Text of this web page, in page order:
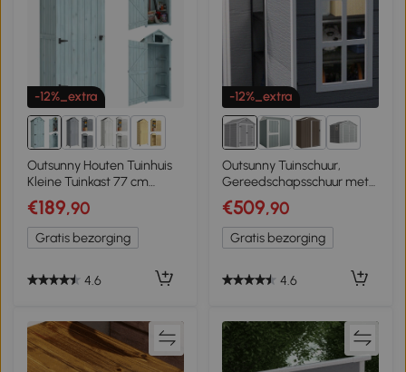
-12%_extra
2+
Outsunny Houten Tuinhuis
Kleine Tuinkast 77 cm
Opbergkast Tuin, Houten,
Blauw
€189,90
Gratis bezorging
4.6
-12%_extra
2+
Outsunny Tuinschuur,
Gereedschapsschuur met
Bodem, Afsluitbare Deuren,
Ventilatieopeningen,
Venster, Houtlook,
Kunststof, Grijs
€509,90
Gratis bezorging
4.6